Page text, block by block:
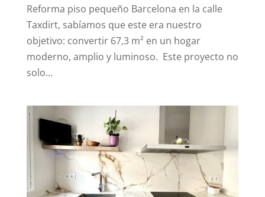
Reforma piso pequeño Barcelona en la calle
Taxdirt, sabíamos que este era nuestro
objetivo: convertir 67,3 m² en un hogar
moderno, amplio y luminoso. Este proyecto no
solo...